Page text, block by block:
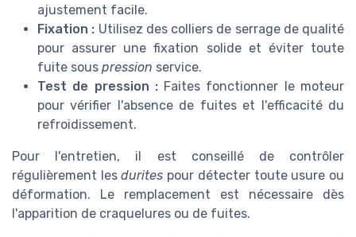
ajustement facile.
Fixation : Utilisez des colliers de serrage de qualité
pour assurer une fixation solide et éviter toute
fuite sous pression service.
Test de pression :Faites fonctionner le moteur
pour vérifier l'absence de fuites et l'efficacité du
refroidissement.
Pour l'entretien, il est conseillé de contrôler
régulièrement lesdurites pour détecter toute usure ou
déformation. Le remplacement est nécessaire dès
l'apparition de craquelures ou de fuites.